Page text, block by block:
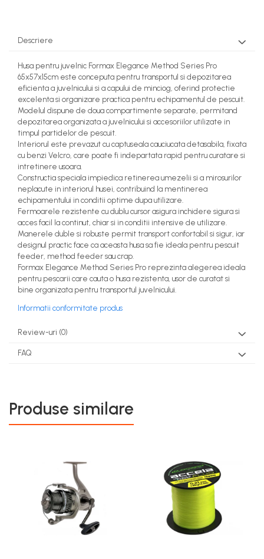
Descriere
Husa pentru juvelnic Formax Elegance Method Series Pro
65x57x15cm este conceputa pentru transportul si depozitarea
eficienta a juvelnicului si a capului de minciog, oferind protectie
excelenta si organizare practica pentru echipamentul de pescuit.
Modelul dispune de doua compartimente separate, permitand
depozitarea organizata a juvelnicului si accesoriilor utilizate in
timpul partidelor de pescuit.
Interiorul este prevazut cu captuseala cauciucata detasabila, fixata
cu benzi Velcro, care poate fi indepartata rapid pentru curatare si
intretinere usoara.
Constructia speciala impiedica retinerea umezelii si a mirosurilor
neplacute in interiorul husei, contribuind la mentinerea
echipamentului in conditii optime dupa utilizare.
Fermoarele rezistente cu dublu cursor asigura inchidere sigura si
acces facil la continut, chiar si in conditii intensive de utilizare.
Manerele duble si robuste permit transport confortabil si sigur, iar
designul practic face ca aceasta husa sa fie ideala pentru pescuit
feeder, method feeder sau crap.
Formax Elegance Method Series Pro reprezinta alegerea ideala
pentru pescarii care cauta o husa rezistenta, usor de curatat si
bine organizata pentru transportul juvelnicului.
Informatii conformitate produs
Review-uri (0)
FAQ
Produse similare